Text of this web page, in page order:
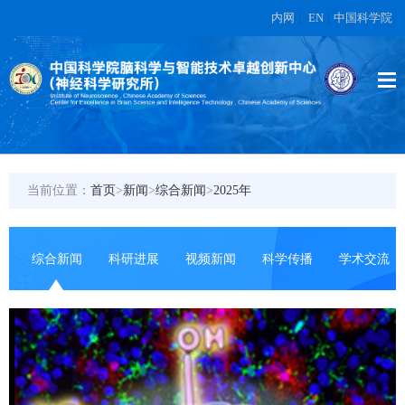
内网 EN 中国科学院
当前位置： 首页>新闻>综合新闻>2025年
综合新闻 科研进展 视频新闻 科学传播 学术交流